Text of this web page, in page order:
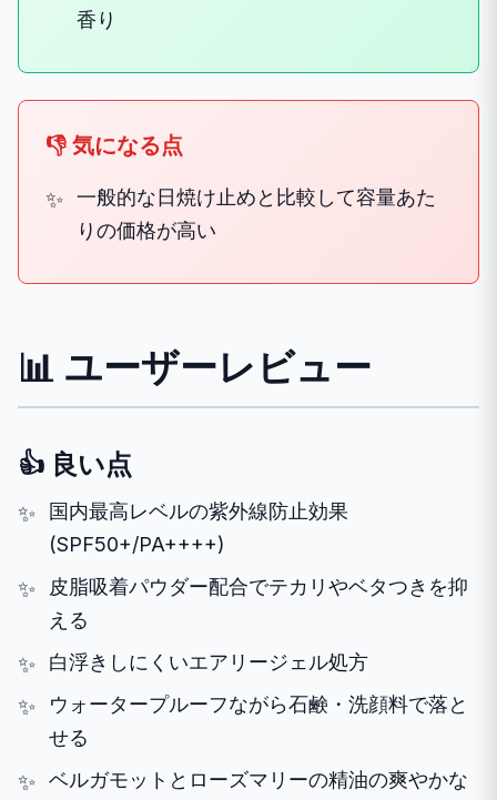
香り
👎 気になる点
一般的な日焼け止めと比較して容量あた
りの価格が高い
📊 ユーザーレビュー
👍 良い点
国内最高レベルの紫外線防止効果
(SPF50+/PA++++)
皮脂吸着パウダー配合でテカリやベタつきを抑
える
白浮きしにくいエアリージェル処方
ウォータープルーフながら石鹸・洗顔料で落と
せる
ベルガモットとローズマリーの精油の爽やかな